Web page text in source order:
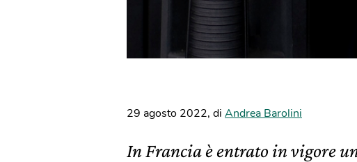
29 agosto 2022, di Andrea Barolini
In Francia è entrato in vigore